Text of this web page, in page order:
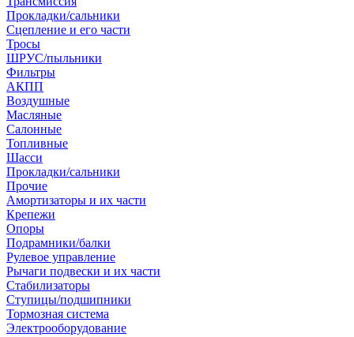
Прокладки/сальники
Сцепление и его части
Тросы
ШРУС/пыльники
Фильтры
АКПП
Воздушные
Масляные
Салонные
Топливные
Шасси
Прокладки/сальники
Прочие
Амортизаторы и их части
Крепежи
Опоры
Подрамники/балки
Рулевое управление
Рычаги подвески и их части
Стабилизаторы
Ступицы/подшипники
Тормозная система
Электрооборудование